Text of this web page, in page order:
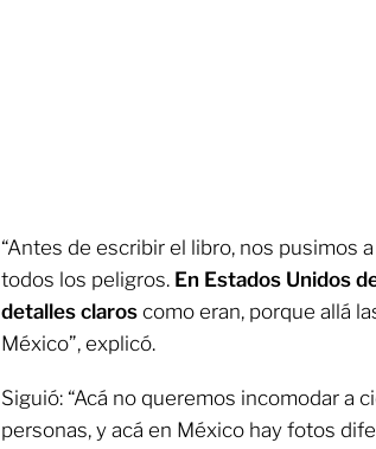
“Antes de escribir el libro, nos pusimos
todos los peligros. En Estados Unidos
detalles claros como eran, porque allá
México”, explicó.
Siguió: “Acá no queremos incomodar a
personas, y acá en México hay fotos